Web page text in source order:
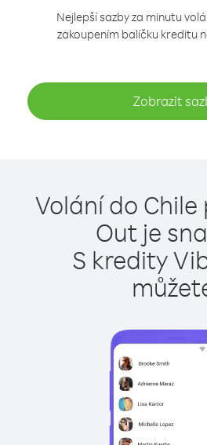
Nejlepší sazby za minutu
zakoupením balíčku kreditu
Zobrazit
Volání do
Out je
S kredity